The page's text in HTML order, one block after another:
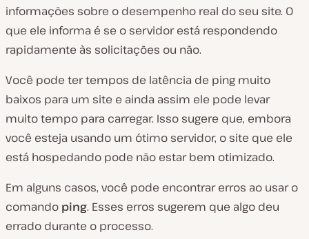
informações sobre o desempenho real do seu site. O
que ele informa é se o servidor está respondendo
rapidamente às solicitações ou não.
Você pode ter tempos de latência de ping muito
baixos para um site e ainda assim ele pode levar
muito tempo para carregar. Isso sugere que, embora
você esteja usando um ótimo servidor, o site que ele
está hospedando pode não estar bem otimizado.
Em alguns casos, você pode encontrar erros ao usar o
comando ping. Esses erros sugerem que algo deu
errado durante o processo.